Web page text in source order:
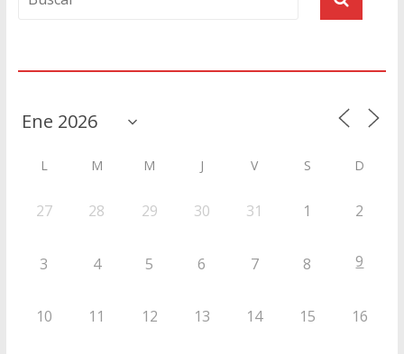
L M M J V S D
27 28 29 30 31 1 2
3 4 5 6 7 8 9
10 11 12 13 14 15 16